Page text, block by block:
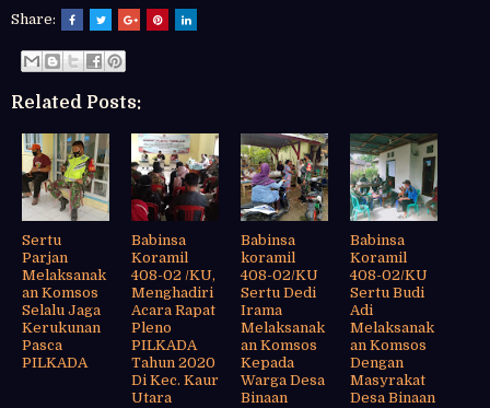
Share:
Related Posts:
Sertu
Parjan
Melaksanak
an Komsos
Selalu Jaga
Kerukunan
Pasca
PILKADA
Babinsa
Koramil
408-02 /KU,
Menghadiri
Acara Rapat
Pleno
PILKADA
Tahun 2020
Di Kec. Kaur
Utara
Babinsa
koramil
408-02/KU
Sertu Dedi
Irama
Melaksanak
an Komsos
Kepada
Warga Desa
Binaan
Babinsa
Koramil
408-02/KU
Sertu Budi
Adi
Melaksanak
an Komsos
Dengan
Masyrakat
Desa Binaan